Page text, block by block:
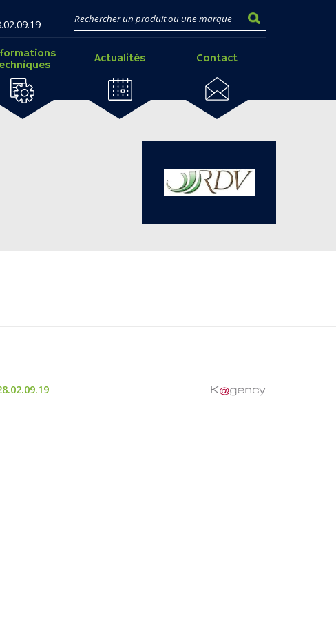
Actualités Contact